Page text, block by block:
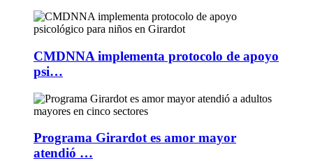
CMDNNA implementa protocolo de apoyo
psi…
Programa Girardot es amor mayor
atendió …